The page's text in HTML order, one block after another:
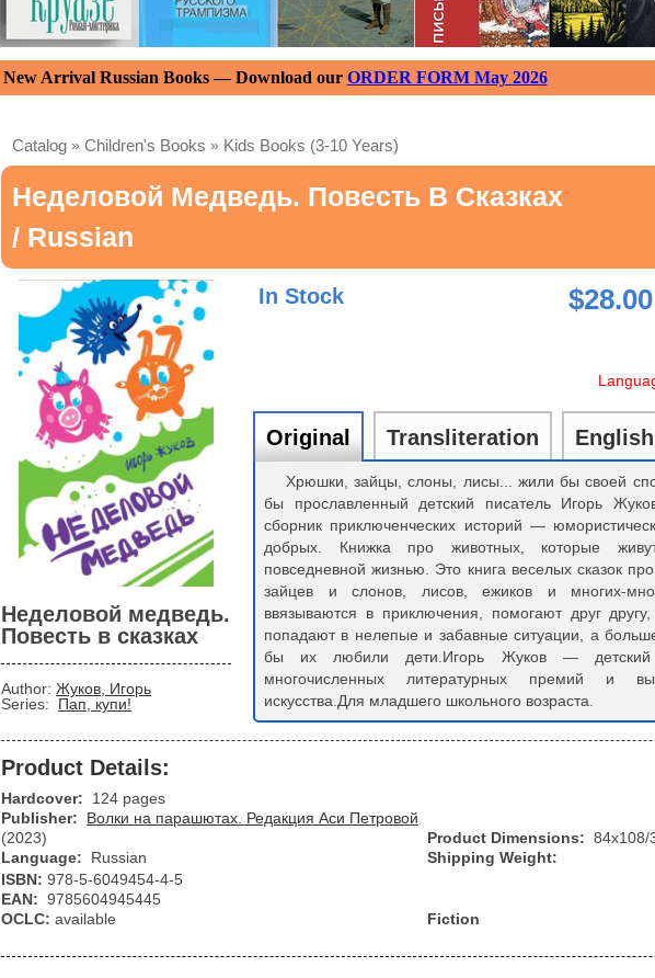
New Arrival Russian Books — Download our ORDER FORM May 2026
Catalog » Children's Books » Kids Books (3-10 Years)
Неделовой Медведь. Повесть В Сказках
/ Russian
Неделовой медведь.
Повесть в сказках
Author: Жуков, Игорь
Series:
Пап, купи!
In Stock $28.00
Original Transliteration English
Хрюшки, зайцы, слоны, лисы... жили бы своей
бы прославленный детский писатель Игорь
сборник приключенческих историй —
добрых. Книжка про животных, которые
повседневной жизнью. Это книга веселых сказок
зайцев и слонов, лисов, ежиков и многих-
ввязываются в приключения, помогают друг другу,
попадают в нелепые и забавные ситуации, а
бы их любили дети.Игорь Жуков — детский
многочисленных литературных премий и
искусства.Для младшего школьного возраста.
Product Details:
Hardcover:
124 pages
Publisher:
Волки на парашютах. Редакция Аси Петровой
(2023)
Language:
Russian
Product Dimensions: 84x108/
Shipping Weight:
ISBN: 978-5-6049454-4-5
EAN: 9785604945445
OCLC: available Fiction